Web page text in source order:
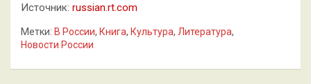
Источник: russian.rt.com
Метки: В России, Книга, Культура, Литература,
Новости России